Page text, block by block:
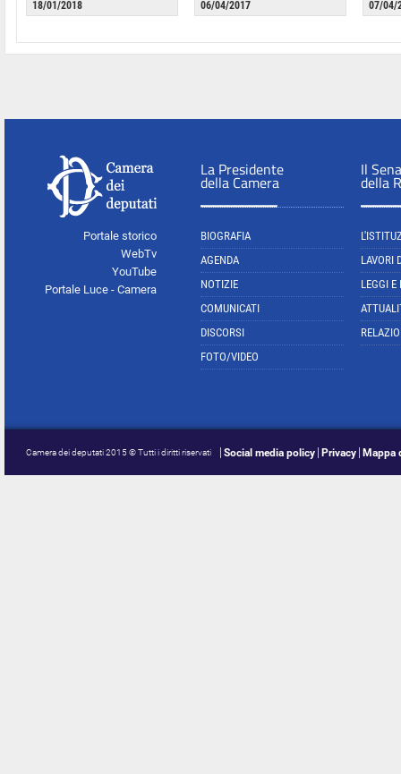
18/01/2018 06/04/2017 07/04/
Portale storico
WebTv
YouTube
Portale Luce - Camera
La Presidente
della Camera
BIOGRAFIA
AGENDA
NOTIZIE
COMUNICATI
DISCORSI
FOTO/VIDEO
Il
della
LAVORI
LEGGI E
Camera dei deputati 2015 © Tutti i diritti riservati Social media policy Privacy Mappa